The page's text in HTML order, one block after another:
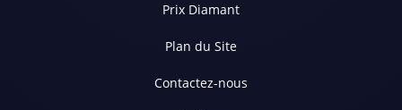
Prix Diamant
Plan du Site
Contactez-nous